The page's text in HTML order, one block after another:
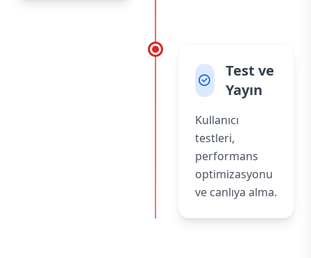
Test ve
Yayın
Kullanıcı
testleri,
performans
optimizasyonu
ve canlıya alma.